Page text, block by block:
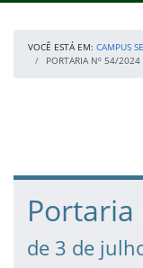
VOCÊ ESTÁ EM: CAMPUS
PORTARIA Nº 54/2024
Fim da navegação
Início do conteúdo
Portaria
de 3 de